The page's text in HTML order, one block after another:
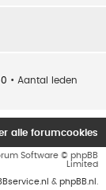
• Aantal leden
alle forumcookies
Software © phpBB
Limited
& phpBB.nl